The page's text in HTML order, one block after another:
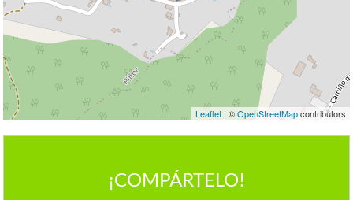
Leaflet| ©OpenStreetMapcontributors
¡COMPÁRTELO!